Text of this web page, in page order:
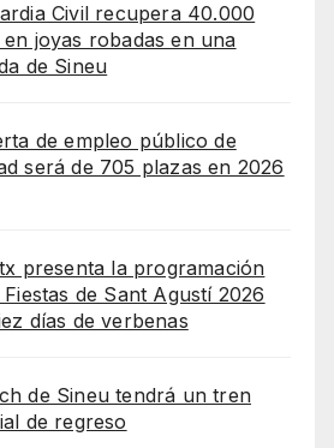
Civil recupera 40.000
joyas robadas en una
de Sineu
de empleo público de
será de 705 plazas en 2026
presenta la programación
Fiestas de Sant Agustí 2026
días de verbenas
de Sineu tendrá un tren
de regreso